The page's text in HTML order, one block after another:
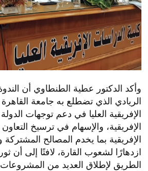
وأكد الدكتور عطية الطنطاوي أن
الريادي الذي تضطلع به جامعة
الإفريقية العليا في دعم توجهات
الإفريقية، والإسهام في ترسيخ
الإفريقية بما يخدم المصالح
الطريق لإطلاق العديد من المشروعات